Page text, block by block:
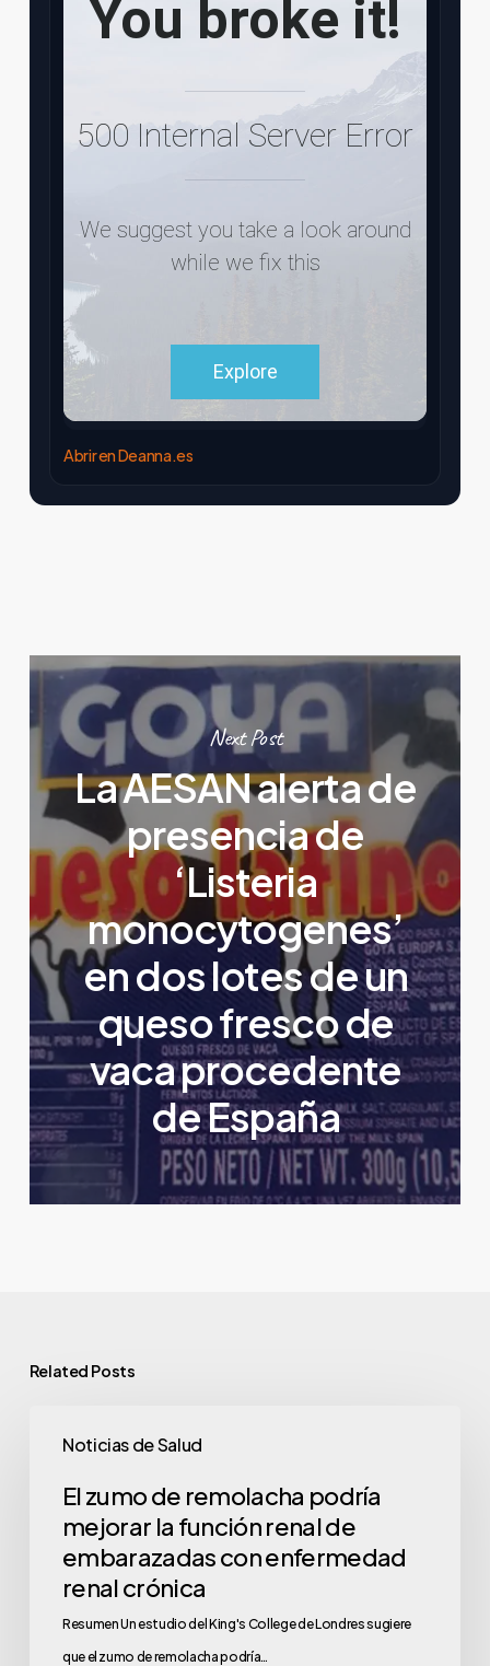
Abrir en Deanna.es
Next Post
La AESAN alerta de
presencia de
‘Listeria
monocytogenes’
en dos lotes de un
queso fresco de
vaca procedente
de España
Related Posts
Noticias de Salud
El zumo de remolacha podría
mejorar la función renal de
embarazadas con enfermedad
renal crónica
Resumen Un estudio del King's College de Londres sugiere
que el zumo de remolacha podría…